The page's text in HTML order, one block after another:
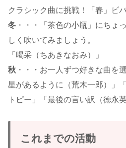
クラシック曲に挑戦！「春」ビ
冬 ・・・「茶色の小瓶」にちょ
しく吹いてみましょう。
「喝采（ちあきなおみ）」
秋 ・・・お一人ずつ好きな曲を
星があるように（荒木一郎）」
トピー」「最後の言い訳（徳永英
これまでの活動